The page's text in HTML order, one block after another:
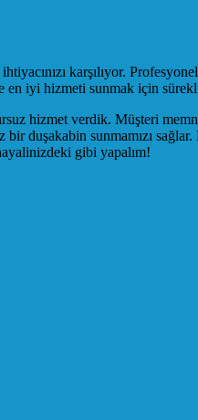
karşılıyor.
en iyi hizmeti sunmak için
hizmet verdik. Müşteri
sunmamızı sağlar.
gibi yapalım!